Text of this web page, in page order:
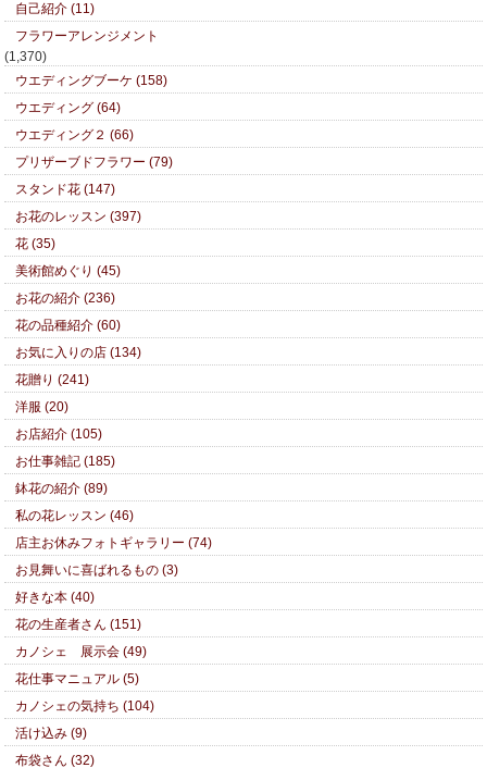
自己紹介 (11)
フラワーアレンジメント
(1,370)
ウエディングブーケ (158)
ウエディング (64)
ウエディング２ (66)
プリザーブドフラワー (79)
スタンド花 (147)
お花のレッスン (397)
花 (35)
美術館めぐり (45)
お花の紹介 (236)
花の品種紹介 (60)
お気に入りの店 (134)
花贈り (241)
洋服 (20)
お店紹介 (105)
お仕事雑記 (185)
鉢花の紹介 (89)
私の花レッスン (46)
店主お休みフォトギャラリー (74)
お見舞いに喜ばれるもの (3)
好きな本 (40)
花の生産者さん (151)
カノシェ 展示会 (49)
花仕事マニュアル (5)
カノシェの気持ち (104)
活け込み (9)
布袋さん (32)